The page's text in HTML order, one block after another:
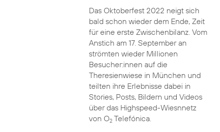
Das Oktoberfest 2022 neigt sich
bald schon wieder dem Ende, Zeit
für eine erste Zwischenbilanz. Vom
Anstich am 17. September an
strömten wieder Millionen
Besucher:innen auf die
Theresienwiese in München und
teilten ihre Erlebnisse dabei in
Stories, Posts, Bildern und Videos
über das Highspeed-Wiesnnetz
von O2Telefónica.